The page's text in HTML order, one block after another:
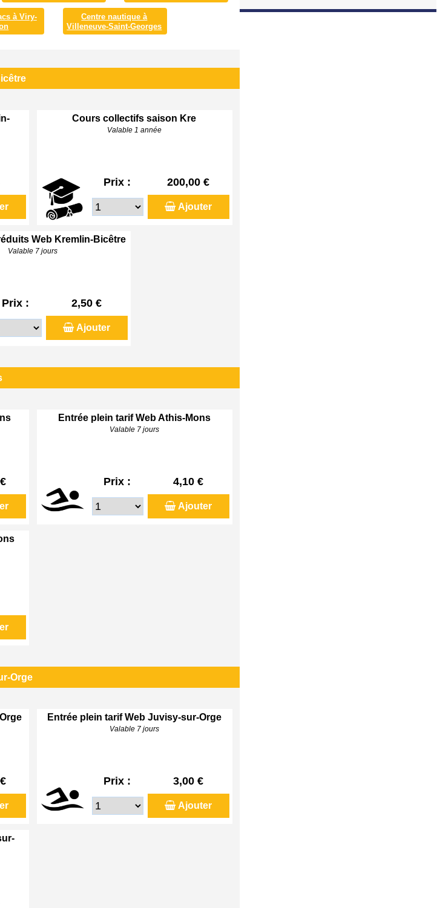
à Viry-
Centre nautique à
Villeneuve-Saint-Georges
Cours collectifs saison Kre
Valable 1 année
Prix : 200,00 €
Ajouter
Web Kremlin-Bicêtre
Valable 7 jours
Prix : 2,50 €
Ajouter
Entrée plein tarif Web Athis-Mons
Valable 7 jours
Prix : 4,10 €
Ajouter
Orge
Entrée plein tarif Web Juvisy-sur-Orge
Valable 7 jours
Prix : 3,00 €
Ajouter